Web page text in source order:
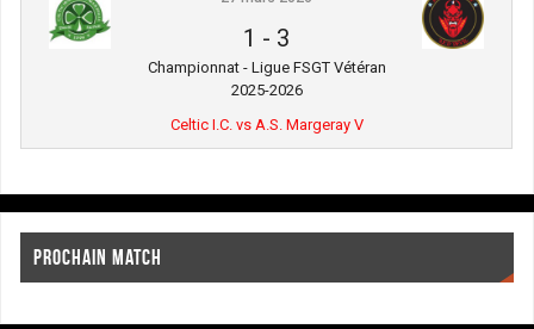
1 - 3
Championnat - Ligue FSGT Vétéran
2025-2026
Celtic I.C. vs A.S. Margeray V
PROCHAIN MATCH